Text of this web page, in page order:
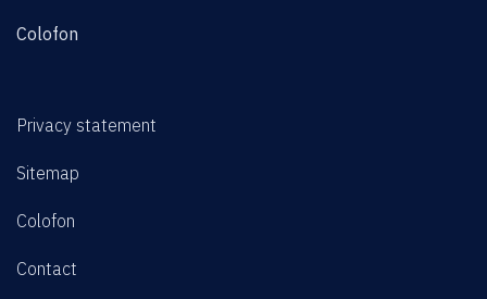
Colofon
Privacy statement
Sitemap
Colofon
Contact